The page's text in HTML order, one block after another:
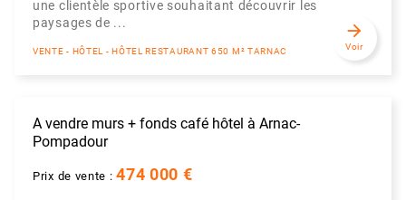
une clientèle sportive souhaitant découvrir les
paysages de ...
VENTE - HÔTEL - HÔTEL RESTAURANT 650 M² TARNAC
arrow_forward
Voir
A vendre murs + fonds café hôtel à Arnac-
Pompadour
Prix de vente :474 000 €